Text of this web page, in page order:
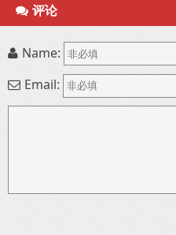
评论
Name:
Email: